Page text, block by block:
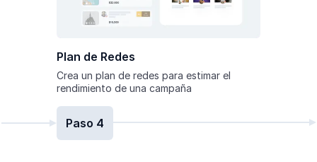
Plan de Redes
Crea un plan de redes para estimar el
rendimiento de una campaña
Paso 4